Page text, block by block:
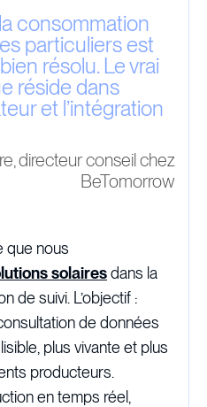
consommation
particuliers est
résolu. Le vrai
réside dans
et l’intégration
directeur conseil chez
BeTomorrow
que nous
solairesdans la
de suivi. L’objectif :
de données
plus vivante et plus
producteurs.
en temps réel,